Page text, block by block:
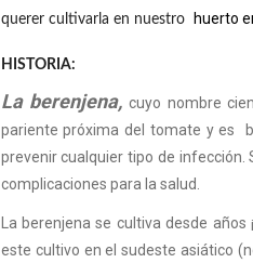
querer cultivarla en nuestro
huerto
HISTORIA:
La berenjena, cuyo nombre
pariente próxima del tomate y es
prevenir cualquier tipo de
complicaciones para la salud.
La berenjena se cultiva desde
este cultivo en el sudeste asiático